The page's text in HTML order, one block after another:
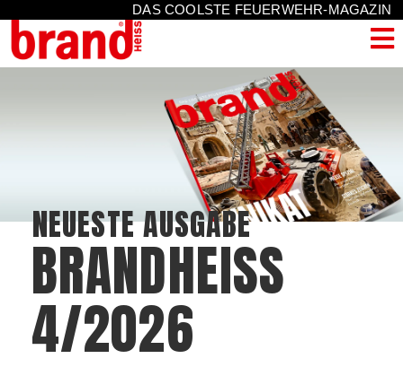
DAS COOLSTE FEUERWEHR-MAGAZIN
NEUESTE AUSGABE
BRANDHEISS
4/2026